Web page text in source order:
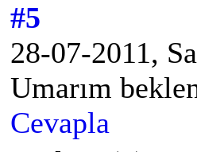
#5
28-07-2011,
Umarım
Cevapla